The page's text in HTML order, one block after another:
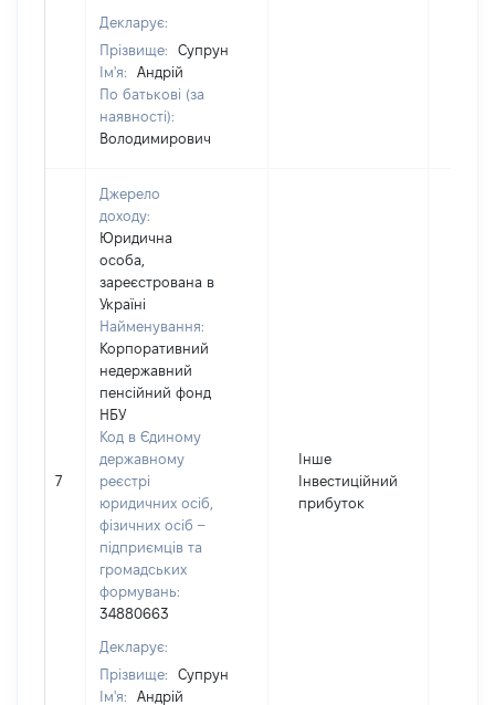
Декларує:
Прізвище:
Супрун
Ім'я:
Андрій
По батькові (за
наявності):
Володимирович
7
Джерело
доходу:
Юридична
особа,
зареєстрована в
Україні
Найменування:
Корпоративний
недержавний
пенсійний фонд
НБУ
Код в Єдиному
державному
реєстрі
юридичних осіб,
фізичних осіб –
підприємців та
громадських
формувань:
34880663
Декларує:
Прізвище:
Супрун
Ім'я:
Андрій
Інше
Інвестиційний
прибуток